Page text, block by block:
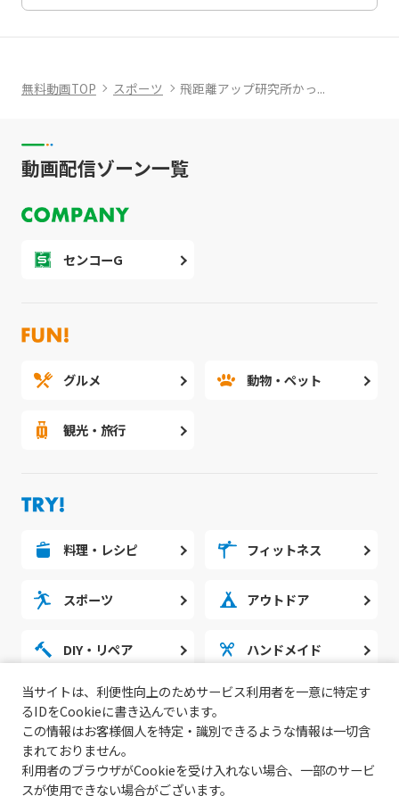
無料動画TOP スポーツ 飛距離アップ研究所かっ...
動画配信ゾーン一覧
センコーG
グルメ 動物・ペット
観光・旅行
料理・レシピ フィットネス
スポーツ アウトドア
DIY・リペア ハンドメイド
勉強・スタディ ノウハウ
当サイトは、利便性向上のためサービス利用者を一意に特定す
るIDをCookieに書き込んでいます。
この情報はお客様個人を特定・識別できるような情報は一切含
まれておりません。
利用者のブラウザがCookieを受け入れない場合、一部のサービ
スが使用できない場合がございます。